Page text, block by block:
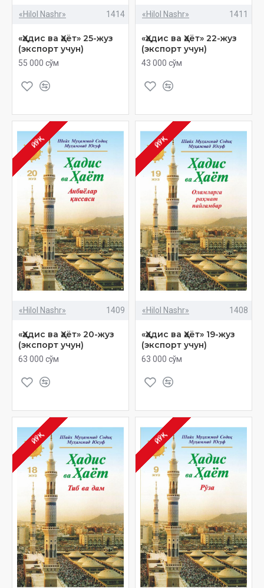
«Hilol Nashr» 1414
«Ҳадис ва Ҳаёт» 25-жуз
(экспорт учун)
55 000 сўм
«Hilol Nashr» 1411
«Ҳадис ва Ҳаёт» 22-жуз
(экспорт учун)
43 000 сўм
ЙЎҚ
«Hilol Nashr» 1409
«Ҳадис ва Ҳаёт» 20-жуз
(экспорт учун)
63 000 сўм
ЙЎҚ
«Hilol Nashr» 1408
«Ҳадис ва Ҳаёт» 19-жуз
(экспорт учун)
63 000 сўм
ЙЎҚ ЙЎҚ